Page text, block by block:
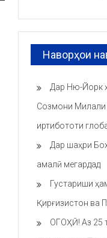
Наворҳои
Дар Ню-Йорк
Созмони Милали
иртибототи
Дар шаҳри
амалӣ мегардад
Густариши
Қирғизистон ва
ОГОҲӢ! Аз 25